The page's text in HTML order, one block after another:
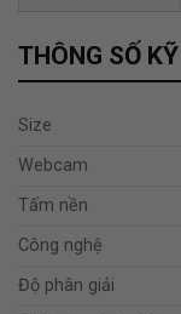
Tư vấn & bán hàng
THÔNG SỐ
Size
Webcam
Tấm nền
Công nghệ
Độ phân giải